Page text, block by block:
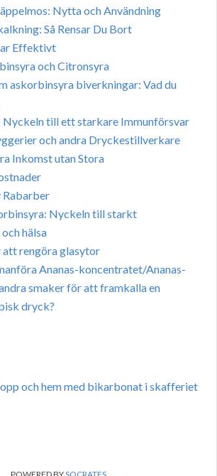
Nytta och Användning
Så Rensar Du Bort
Effektivt
och Citronsyra
askorbinsyra biverkningar: Vad du
till ett starkare Immunförsvar
och andra Dryckestillverkare
Inkomst utan Stora
Rabarber
Nyckeln till starkt
hälsa
rengöra glasytor
Ananas-koncentratet/Ananas-
smaker för att framkalla en
dryck?
och hem med bikarbonat i skafferiet